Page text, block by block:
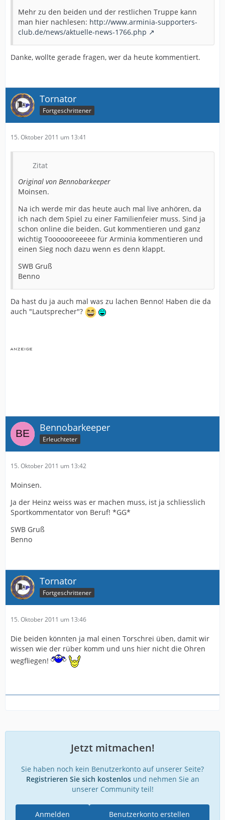
Mehr zu den beiden und der restlichen Truppe kann
man hier nachlesen: http://www.arminia-supporters-
club.de/news/aktuelle-news-1766.php
Danke, wollte gerade fragen, wer da heute kommentiert.
Tornator
Fortgeschrittener
15. Oktober 2011 um 13:41
Zitat
Original von Bennobarkeeper
Moinsen.
Na ich werde mir das heute auch mal live anhören, da
ich nach dem Spiel zu einer Familienfeier muss. Sind ja
schon online die beiden. Gut kommentieren und ganz
wichtig Tooooooreeeee für Arminia kommentieren und
einen Sieg noch dazu wenn es denn klappt.
SWB Gruß
Benno
Da hast du ja auch mal was zu lachen Benno! Haben die da
auch "Lautsprecher"?
Bennobarkeeper
Erleuchteter
15. Oktober 2011 um 13:42
Moinsen.
Ja der Heinz weiss was er machen muss, ist ja schliesslich
Sportkommentator von Beruf! *GG*
SWB Gruß
Benno
Tornator
Fortgeschrittener
15. Oktober 2011 um 13:46
Die beiden könnten ja mal einen Torschrei üben, damit wir
wissen wie der rüber komm und uns hier nicht die Ohren
wegfliegen!
Jetzt mitmachen!
Sie haben noch kein Benutzerkonto auf unserer Seite?
Registrieren Sie sich kostenlosund nehmen Sie an
unserer Community teil!
Benutzerkonto erstellen
Anmelden